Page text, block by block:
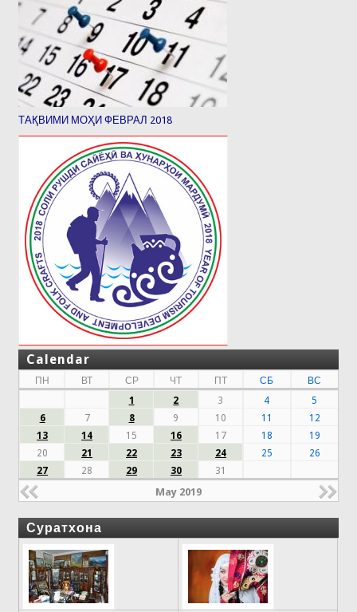
ТАҚВИМИ МОҲИ ФЕВРАЛ 2018
Calendar
ПН ВТ СР ЧТ ПТ СБ
ВС
1
2 3 4
5
6
7 8 9 10 11
12
13
14 15 16 17 18
19
20
21 22 23 24 25
26
27
28 29 30 31
May 2019
Суратхона